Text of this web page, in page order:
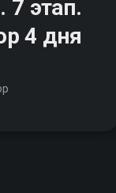
7 этап.
4 дня